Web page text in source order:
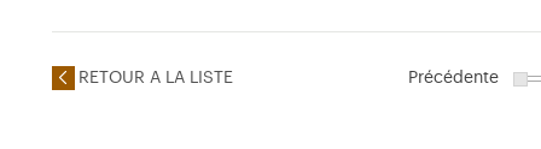
RETOUR A LA LISTE Précédente